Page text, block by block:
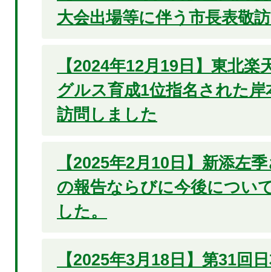
大会出場等に伴う市長表敬
【2024年12月19日】東北
グルス育成1位指名された
訪問しました
【2025年2月10日】新添左
の報告ならびに今後につい
した。
【2025年3月18日】第31回